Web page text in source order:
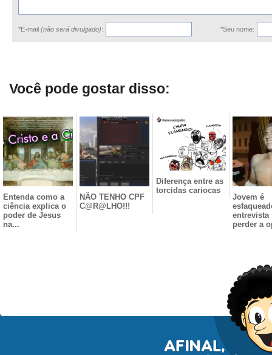
*E-mail (não será divulgado): *Seu nome:
Você pode gostar disso:
Entenda como a
ciência explica o
poder de Jesus
na...
NÃO TENHO CPF
C@R@LHO!!!
Diferença entre as
torcidas cariocas
Jovem é
entrevista
perder a